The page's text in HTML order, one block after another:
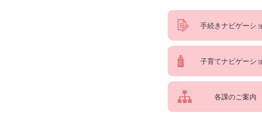
手続きナビゲーシ
子育てナビゲーシ
各課のご案内